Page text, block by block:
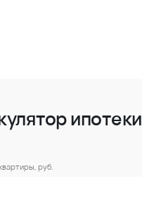
ипотеки
руб.